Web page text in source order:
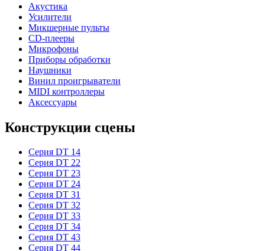
Акустика
Усилители
Микшерные пульты
CD-плееры
Микрофоны
Приборы обработки
Наушники
Винил проигрыватели
MIDI контроллеры
Аксессуары
Конструкции сцены
Серия DT 14
Серия DT 22
Серия DT 23
Серия DT 24
Серия DT 31
Серия DT 32
Серия DT 33
Серия DT 34
Серия DT 43
Серия DT 44